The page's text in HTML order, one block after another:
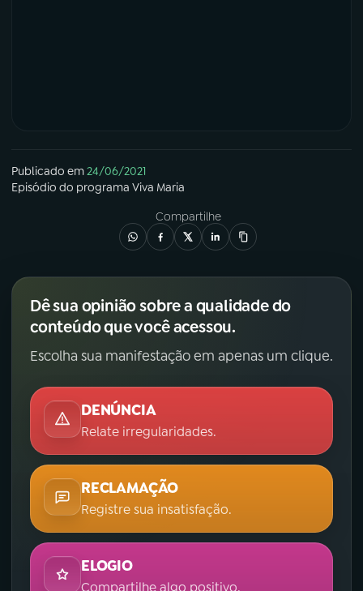
Publicado em24/06/2021
Episódio do programa Viva Maria
Compartilhe
Dê sua opinião sobre a qualidade do
conteúdo que você acessou.
Escolha sua manifestação em apenas um clique.
DENÚNCIA
Relate irregularidades.
RECLAMAÇÃO
Registre sua insatisfação.
ELOGIO
Compartilhe algo positivo.